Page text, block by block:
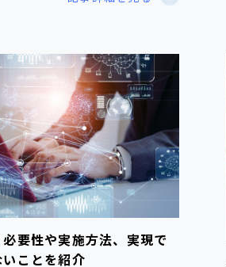
要性や実施方法、実現で
ことを紹介